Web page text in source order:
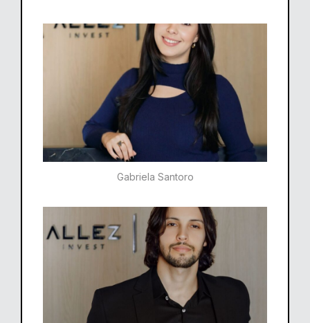
Gabriela Santoro​